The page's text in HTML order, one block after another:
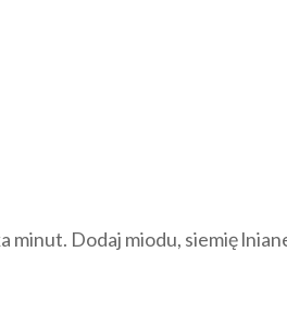
minut. Dodaj miodu, siemię